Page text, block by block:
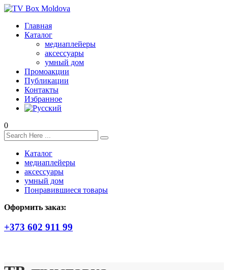
Главная
Каталог
медиаплейеры
аксессуары
умный дом
Промоакции
Публикации
Контакты
Избранное
0
Каталог
медиаплейеры
аксессуары
умный дом
Понравившиеся товары
Оформить заказ:
+373 602 911 99